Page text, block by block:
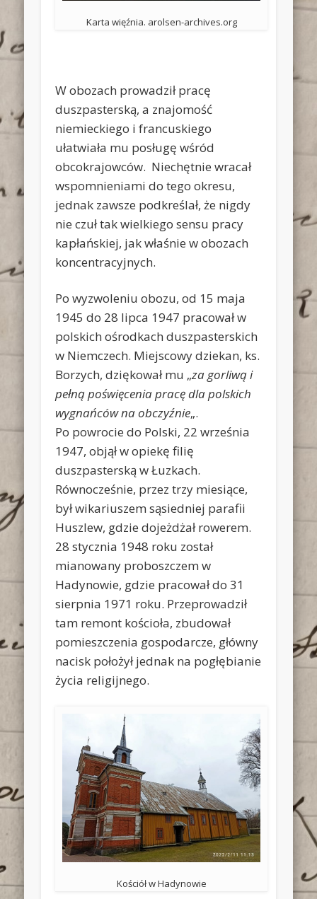
Karta więźnia. arolsen-archives.org
W obozach prowadził pracę
duszpasterską, a znajomość
niemieckiego i francuskiego
ułatwiała mu posługę wśród
obcokrajowców. Niechętnie wracał
wspomnieniami do tego okresu,
jednak zawsze podkreślał, że nigdy
nie czuł tak wielkiego sensu pracy
kapłańskiej, jak właśnie w obozach
koncentracyjnych.
Po wyzwoleniu obozu, od 15 maja
1945 do 28 lipca 1947 pracował w
polskich ośrodkach duszpasterskich
w Niemczech. Miejscowy dziekan, ks.
Borzych, dziękował mu „za gorliwą i
pełną poświęcenia pracę dla polskich
wygnańców na obczyźnie„.
Po powrocie do Polski, 22 września
1947, objął w opiekę filię
duszpasterską w Łuzkach.
Równocześnie, przez trzy miesiące,
był wikariuszem sąsiedniej parafii
Huszlew, gdzie dojeżdżał rowerem.
28 stycznia 1948 roku został
mianowany proboszczem w
Hadynowie, gdzie pracował do 31
sierpnia 1971 roku. Przeprowadził
tam remont kościoła, zbudował
pomieszczenia gospodarcze, główny
nacisk położył jednak na pogłębianie
życia religijnego.
Kościół w Hadynowie